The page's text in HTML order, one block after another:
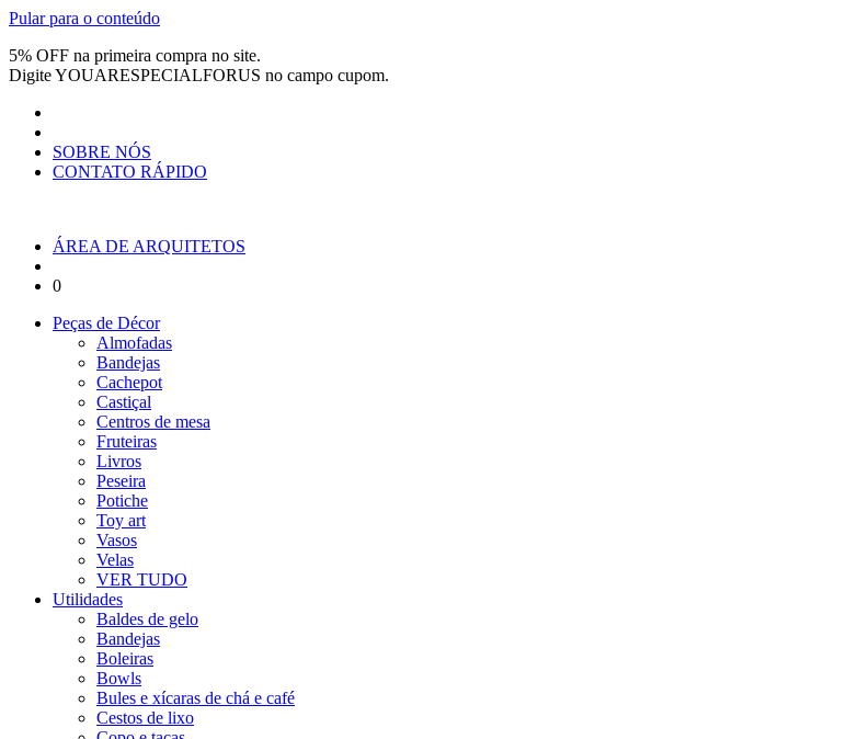
Pular para o conteúdo
5% OFF na primeira compra no site.
DigiteYOUARESPECIALFORUS no campo cupom.
SOBRE NÓS
CONTATO RÁPIDO
ÁREA DE ARQUITETOS
0
Peças de Décor
Almofadas
Bandejas
Cachepot
Castiçal
Centros de mesa
Fruteiras
Livros
Peseira
Potiche
Toy art
Vasos
Velas
VER TUDO
Utilidades
Baldes de gelo
Bandejas
Boleiras
Bowls
Bules e xícaras de chá e café
Cestos de lixo